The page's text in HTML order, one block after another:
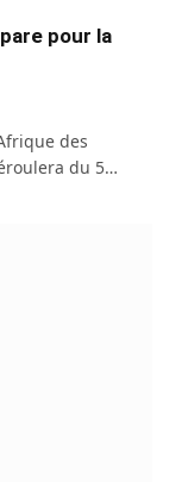
pour la
des
du 5…